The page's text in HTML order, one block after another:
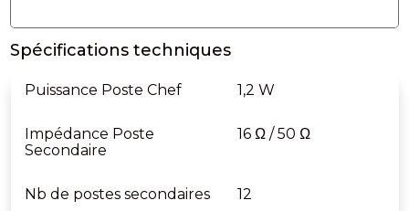
Spécifications techniques
Puissance Poste Chef 1,2 W
Impédance Poste
Secondaire
16 Ω / 50 Ω
Nb de postes secondaires 12